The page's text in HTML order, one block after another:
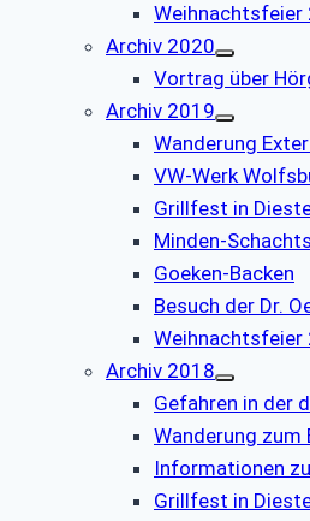
Weihnachtsfeier
Archiv 2020
Vortrag über
Archiv 2019
Wanderung
VW-Werk
Grillfest in
Minden-
Goeken-Backen
Besuch der Dr.
Weihnachtsfeier
Archiv 2018
Gefahren in der
Wanderung zum
Informationen
Grillfest in